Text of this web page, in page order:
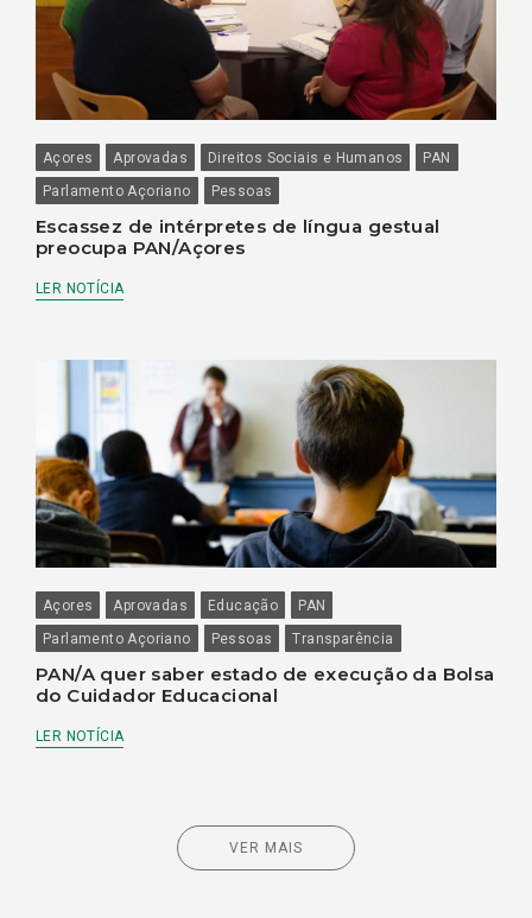
Açores Aprovadas Direitos Sociais e Humanos
PAN
Parlamento Açoriano
Pessoas
Escassez de intérpretes de língua gestual
preocupa PAN/Açores
LER NOTÍCIA
Açores Aprovadas Educação
PAN
Parlamento Açoriano
Pessoas Transparência
PAN/A quer saber estado de execução da Bolsa
do Cuidador Educacional
LER NOTÍCIA
VER MAIS